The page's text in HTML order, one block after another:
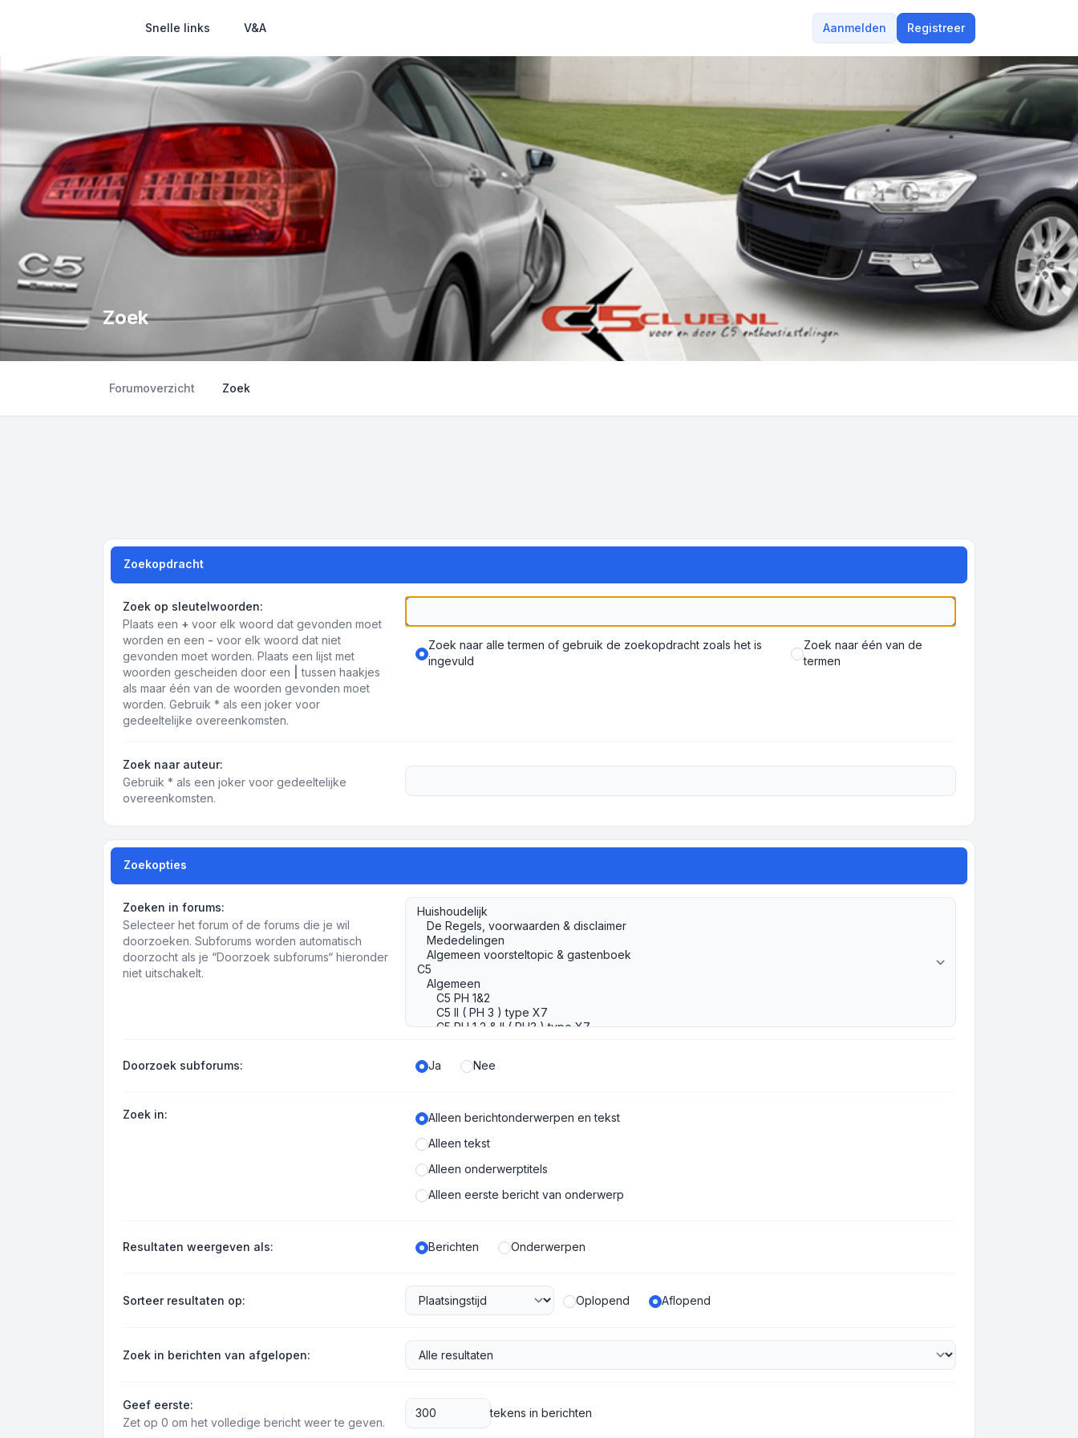
Snelle links V&A Aanmelden Registreer
Zoek
Forumoverzicht Zoek
Zoekopdracht
Zoek op sleutelwoorden:
Plaats een + voor elk woord dat gevonden moet
worden en een - voor elk woord dat niet
gevonden moet worden. Plaats een lijst met
woorden gescheiden door een
tussen haakjes
als maar één van de woorden gevonden moet
worden. Gebruik * als een joker voor
gedeeltelijke overeenkomsten.
Zoek naar alle termen of gebruik de zoekopdracht zoals het is
ingevuld
Zoek naar één van de
termen
Zoek naar auteur:
Gebruik * als een joker voor gedeeltelijke
overeenkomsten.
Zoekopties
Zoeken in forums:
Selecteer het forum of de forums die je wil
doorzoeken. Subforums worden automatisch
doorzocht als je “Doorzoek subforums“ hieronder
niet uitschakelt.
Doorzoek subforums: Ja Nee
Zoek in:
Alleen berichtonderwerpen en tekst
Alleen tekst
Alleen onderwerptitels
Alleen eerste bericht van onderwerp
Resultaten weergeven als: Berichten Onderwerpen
Sorteer resultaten op: Oplopend Aflopend
Zoek in berichten van afgelopen:
Geef eerste:
Zet op 0 om het volledige bericht weer te geven.
tekens in berichten